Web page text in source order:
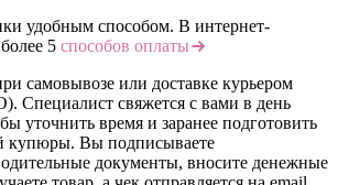
удобным способом. В интернет-
5 способов оплаты
самовывозе или доставке курьером
Специалист свяжется с вами в день
уточнить время и заранее подготовить
купюры. Вы подписываете
документы, вносите денежные